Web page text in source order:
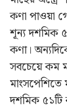
কণা পাওয়া
শূন্য দশমিক
কণা।
সবচেয়ে কম
দশমিক ৫১টি